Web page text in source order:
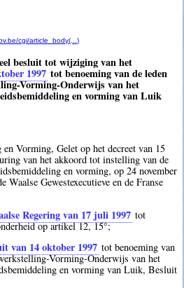
cgi/article_body(...)
besluit tot wijziging van het
1997 tot benoeming van de leden
Vorming-Onderwijs van het
en vorming van Luik
Vorming, Gelet op het decreet van 15
van het akkoord tot instelling van de
en vorming, op 24 november
Waalse Gewestexecutieve en de Franse
Regering van 17 juli 1997 tot
op artikel 12, 15°;
van 14 oktober 1997 tot benoeming van
Vorming-Onderwijs van het
en vorming van Luik, Besluit